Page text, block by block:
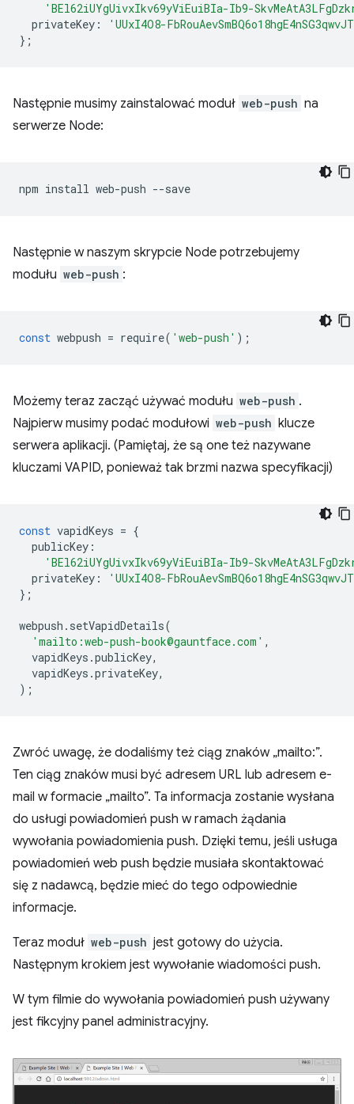
'BEl62iUYgUivxIkv69yViEuiBIa-Ib9-
privateKey :
'UUxI4O8-
};
Następnie musimy zainstalować moduł web-push na
serwerze Node:
npm install web-push
Następnie w naszym skrypcie Node potrzebujemy
modułu web-push :
const webpush = require( 'web-push' );
Możemy teraz zacząć używać modułu web-push .
Najpierw musimy podać modułowi web-push klucze
serwera aplikacji. (Pamiętaj, że są one też nazywane
kluczami VAPID, ponieważ tak brzmi nazwa specyfikacji)
const vapidKeys = {
publicKey :
'BEl62iUYgUivxIkv69yViEuiBIa-Ib9-
privateKey :
'UUxI4O8-
};
webpush . setVapidDetails(
'mailto:web-push-book@gauntface.com' ,
vapidKeys .publicKey,
vapidKeys .privateKey,
);
Zwróć uwagę, że dodaliśmy też ciąg znaków „mailto:”.
Ten ciąg znaków musi być adresem URL lub adresem e-
mail w formacie „mailto”. Ta informacja zostanie wysłana
do usługi powiadomień push w ramach żądania
wywołania powiadomienia push. Dzięki temu, jeśli usługa
powiadomień web push będzie musiała skontaktować
się z nadawcą, będzie mieć do tego odpowiednie
informacje.
Teraz moduł web-push jest gotowy do użycia.
Następnym krokiem jest wywołanie wiadomości push.
W tym filmie do wywołania powiadomień push używany
jest fikcyjny panel administracyjny.